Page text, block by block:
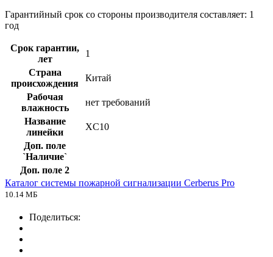
Гарантийный срок со стороны производителя составляет: 1
год
Срок гарантии,
лет
1
Страна
происхождения
Китай
Рабочая
влажность
нет требований
Название
линейки
XC10
Доп. поле
`Наличие`
Доп. поле 2
Каталог системы пожарной сигнализации Cerberus Pro
10.14 МБ
Поделиться: